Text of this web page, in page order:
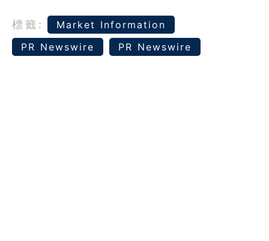
標籤:
Market Information
PR Newswire
PR Newswire